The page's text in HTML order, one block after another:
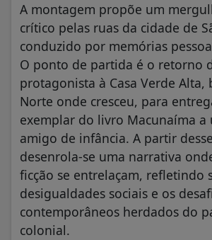
A montagem propõe um
crítico pelas ruas da cidade de
conduzido por memórias
O ponto de partida é o retorno
protagonista à Casa Verde Alta,
Norte onde cresceu, para
exemplar do livro Macunaíma a
amigo de infância. A partir
desenrola-se uma narrativa
ficção se entrelaçam, refletindo
desigualdades sociais e os
contemporâneos herdados do
colonial.